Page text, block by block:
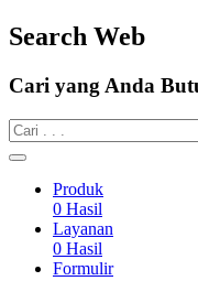
Search Web
Cari yang Anda
Produk
0 Hasil
Layanan
0 Hasil
Formulir